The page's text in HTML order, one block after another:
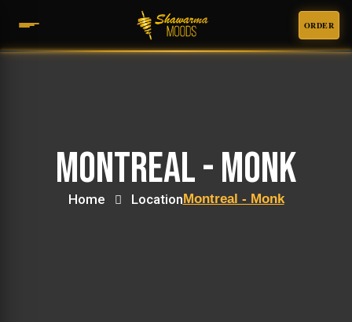
ORDER
Montreal - Monk
Home LocationMontreal - Monk